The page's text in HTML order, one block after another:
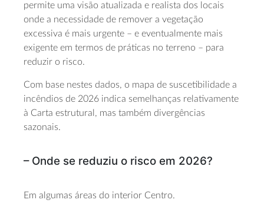
permite uma visão atualizada e realista dos locais
onde a necessidade de remover a vegetação
excessiva é mais urgente – e eventualmente mais
exigente em termos de práticas no terreno – para
reduzir o risco.
Com base nestes dados, o mapa de suscetibilidade a
incêndios de 2026 indica semelhanças relativamente
à Carta estrutural, mas também divergências
sazonais.
– Onde se reduziu o risco em 2026?
Em algumas áreas do interior Centro.